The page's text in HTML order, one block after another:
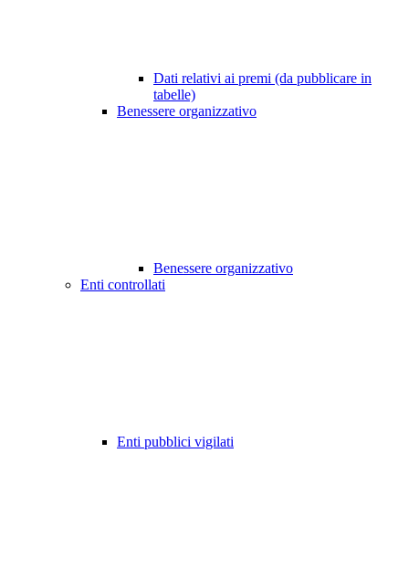
Dati relativi ai premi (da pubblicare in
tabelle)
Benessere organizzativo
Benessere organizzativo
Enti controllati
Enti pubblici vigilati